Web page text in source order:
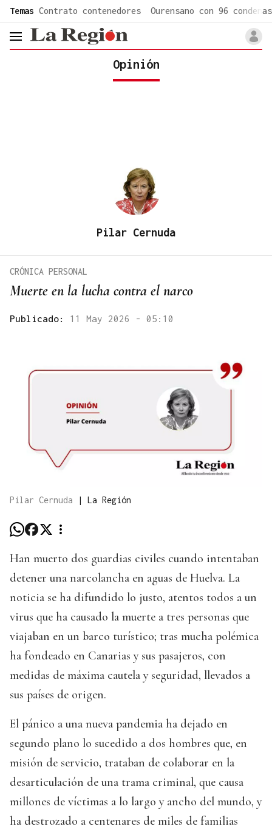
Temas Contrato contenedores Ourensano con 96 condenas
header.menu.open
Opinión
Pilar Cernuda
Muerte en la lucha contra el narco
CRÓNICA PERSONAL
Publicado: 11 May 2026 - 05:10
Pilar Cernuda | La Región
Han muerto dos guardias civiles cuando intentaban
detener una narcolancha en aguas de Huelva. La
noticia se ha difundido lo justo, atentos todos a un
virus que ha causado la muerte a tres personas que
viajaban en un barco turístico; tras mucha polémica
ha fondeado en Canarias y sus pasajeros, con
medidas de máxima cautela y seguridad, llevados a
sus países de origen.
El pánico a una nueva pandemia ha dejado en
segundo plano lo sucedido a dos hombres que, en
misión de servicio, trataban de colaborar en la
desarticulación de una trama criminal, que causa
millones de víctimas a lo largo y ancho del mundo, y
ha destrozado a centenares de miles de familias